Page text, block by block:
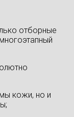
отборные
кожи, но и